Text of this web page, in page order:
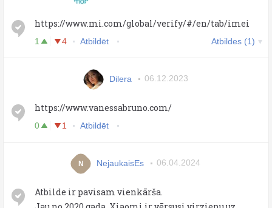
https://www.mi.com/global/verify/#/en/tab/imei
1 4 Atbildēt Atbildes (1)
Dilera 06.12.2023
https://www.vanessabruno.com/
0 1 Atbildēt
N NejaukaisEs 06.04.2024
Atbilde ir pavisam vienkārša.